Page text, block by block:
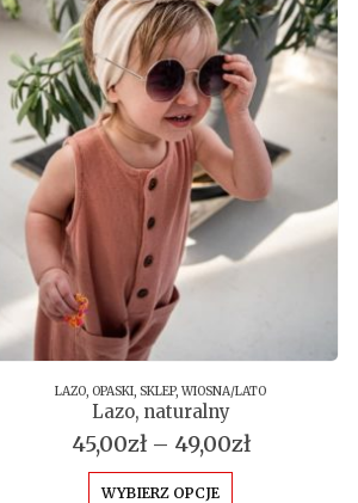
LAZO,OPASKI,SKLEP,WIOSNA/LATO
Lazo, naturalny
45,00zł – 49,00złZakres
WYBIERZ OPCJE
Ten produkt ma wiele wariantów. Opcje można wybrać na stronie produktu